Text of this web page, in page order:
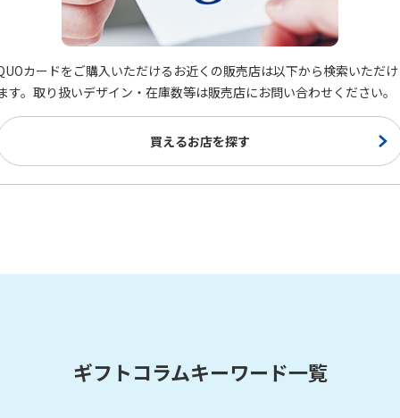
カードをご購入いただけるお近くの販売店は以下から検索いただけ
す。取り扱いデザイン・在庫数等は販売店にお問い合わせください。
買えるお店を探す
ギフトコラムキーワード一覧